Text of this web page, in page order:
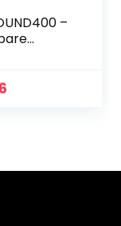
–
USB, SD